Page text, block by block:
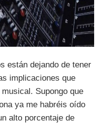
están dejando de tener
implicaciones que
Supongo que
ya me habréis oído
alto porcentaje de